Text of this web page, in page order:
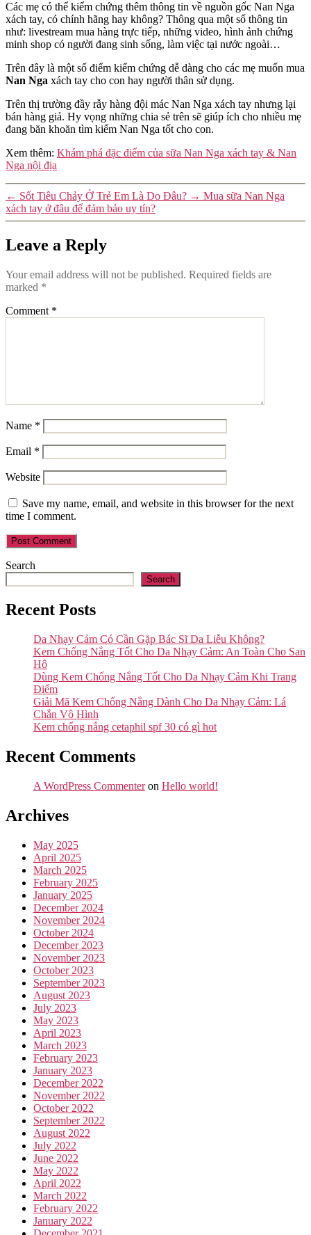
Các mẹ có thể kiểm chứng thêm thông tin về nguồn gốc Nan Nga
xách tay, có chính hãng hay không? Thông qua một số thông tin
như: livestream mua hàng trực tiếp, những video, hình ảnh chứng
minh shop có người đang sinh sống, làm việc tại nước ngoài…
Trên đây là một số điểm kiểm chứng dễ dàng cho các mẹ muốn mua
Nan Nga xách tay cho con hay người thân sử dụng.
Trên thị trường đầy rẫy hàng đội mác Nan Nga xách tay nhưng lại
bán hàng giả. Hy vọng những chia sẻ trên sẽ giúp ích cho nhiều mẹ
đang băn khoăn tìm kiếm Nan Nga tốt cho con.
Xem thêm: Khám phá đặc điểm của sữa Nan Nga xách tay & Nan
Nga nội địa
← Sốt Tiêu Chảy Ở Trẻ Em Là Do Đâu? → Mua sữa Nan Nga
xách tay ở đâu để đảm bảo uy tín?
Leave a Reply
Your email address will not be published. Required fields are
marked *
Comment *
Name *
Email *
Website
Save my name, email, and website in this browser for the next
time I comment.
Search
Search
Recent Posts
Da Nhạy Cảm Có Cần Gặp Bác Sĩ Da Liễu Không?
Kem Chống Nắng Tốt Cho Da Nhạy Cảm: An Toàn Cho San
Hô
Dùng Kem Chống Nắng Tốt Cho Da Nhạy Cảm Khi Trang
Điểm
Giải Mã Kem Chống Nắng Dành Cho Da Nhạy Cảm: Lá
Chắn Vô Hình
Kem chống nắng cetaphil spf 30 có gì hot
Recent Comments
A WordPress Commenteron Hello world!
Archives
May 2025
April 2025
March 2025
February 2025
January 2025
December 2024
November 2024
October 2024
December 2023
November 2023
October 2023
September 2023
August 2023
July 2023
May 2023
April 2023
March 2023
February 2023
January 2023
December 2022
November 2022
October 2022
September 2022
August 2022
July 2022
June 2022
May 2022
April 2022
March 2022
February 2022
January 2022